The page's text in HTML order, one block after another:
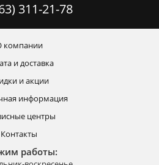
311-21-78
компании
и доставка
и акции
информация
центры
Контакты
работы: